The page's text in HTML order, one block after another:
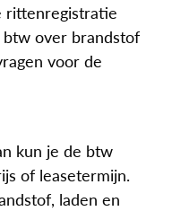
rittenregistratie
over brandstof
voor de
kun je de btw
of leasetermijn.
laden en